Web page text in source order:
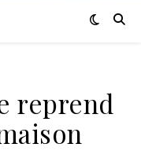
reprend